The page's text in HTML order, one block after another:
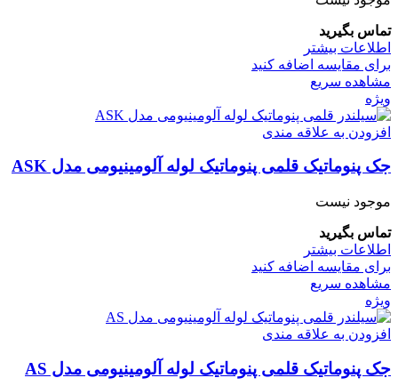
تماس بگیرید
اطلاعات بیشتر
برای مقایسه اضافه کنید
مشاهده سریع
ویژه
افزودن به علاقه مندی
جک پنوماتیک قلمی پنوماتیک لوله آلومینیومی مدل ASK
موجود نیست
تماس بگیرید
اطلاعات بیشتر
برای مقایسه اضافه کنید
مشاهده سریع
ویژه
افزودن به علاقه مندی
جک پنوماتیک قلمی پنوماتیک لوله آلومینیومی مدل AS